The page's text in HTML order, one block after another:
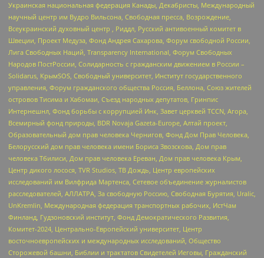
Украинская национальная федерация Канады, Декабристы, Международный
научный центр им Вудро Вильсона, Свободная пресса, Возрождение,
Всеукраинский духовный центр , Риддл, Русский антивоенный комитет в
Швеции, Проект Медуза, Фонд Андрея Сахарова, Форум свободной России,
Лига Свободных Наций, Transparеncy International, Форум Свободных
Народов ПостРоссии, Солидарность с гражданским движением в России –
Solidarus, КрымSOS, Свободный университет, Институт государственного
управления, Форум гражданского общества Россия, Беллона, Союз жителей
островов Тисима и Хабомаи, Съезд народных депутатов, Гринпис
Интернешнл, Фонд борьбы с коррупцией Инк, Завет церквей TCCN, Агора,
Всемирный фонд природы, BDR Novaja Gazeta-Europe, Алтай проект,
Образовательный дом прав человека Чернигов, Фонд Дом Прав Человека,
Белорусский дом прав человека имени Бориса Звозскова, Дом прав
человека Тбилиси, Дом прав человека Ереван, Дом прав человека Крым,
Центр дикого лосося, TVR Studios, ТВ Дождь, Центр европейских
исследований им Вилфрида Мартенса, Сетевое объединение журналистов
расследователей, АЛЛАТРА, За свободную Россию, Свободная Бурятия, Uralic,
UnKremlin, Международная федерация транспортных рабочих, ИстЧам
Финланд, Гудзоновский институт, Фонд Демократического Развития,
Комитет-2024, Центрально-Европейский университет, Центр
восточноевропейских и международных исследований, Общество
Сторожевой башни, Библии и трактатов Свидетелей Иеговы, Гражданский